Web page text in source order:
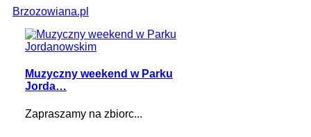
Brzozowiana.pl
Muzyczny weekend w Parku
Jorda…
Zapraszamy na zbiorc...